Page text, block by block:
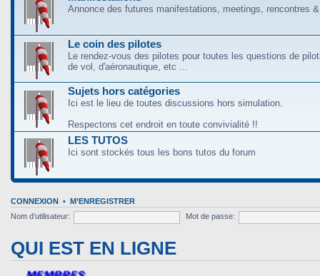
Annonce des futures manifestations, meetings, rencontres
Le coin des pilotes
Le rendez-vous des pilotes pour toutes les questions de
de vol, d'aéronautique, etc ...
Sujets hors catégories
Ici est le lieu de toutes discussions hors simulation.
Respectons cet endroit en toute convivialité !!
LES TUTOS
Ici sont stockés tous les bons tutos du forum
CONNEXION • M’ENREGISTRER
Nom d’utilisateur:
Mot de passe:
QUI EST EN LIGNE